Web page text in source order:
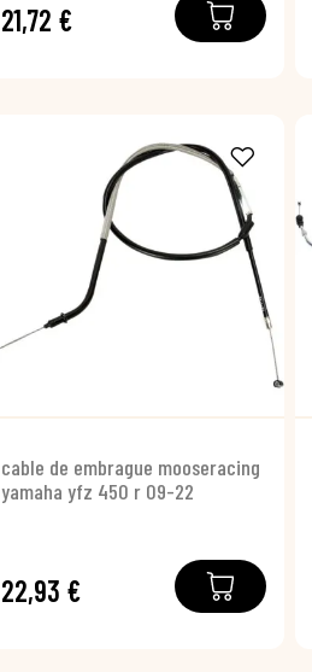
21,72 €
cable de embrague mooseracing
yamaha yfz 450 r 09-22
22,93 €